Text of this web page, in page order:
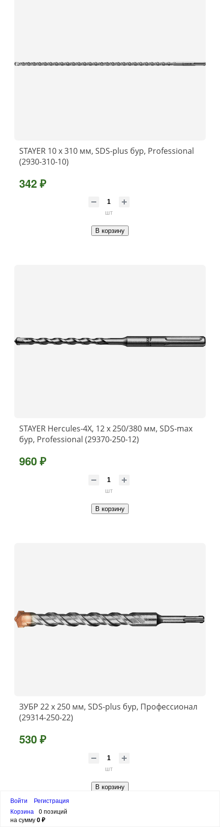
STAYER 10 x 310 мм, SDS-plus бур, Professional
(2930-310-10)
342 ₽
шт
В корзину
STAYER Hercules-4Х, 12 x 250/380 мм, SDS-max
бур, Professional (29370-250-12)
960 ₽
шт
В корзину
ЗУБР 22 x 250 мм, SDS-plus бур, Профессионал
(29314-250-22)
530 ₽
шт
В корзину
Войти
Регистрация
Корзина
0 позиций
на сумму0 ₽